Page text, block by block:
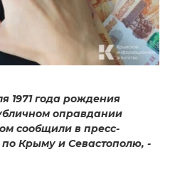
1971 года рождения
оправдании
сообщили в пресс-
Крыму и Севастополю, -